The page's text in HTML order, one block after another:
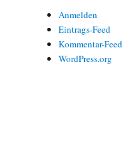
Anmelden
Eintrags-Feed
Kommentar-Feed
WordPress.org